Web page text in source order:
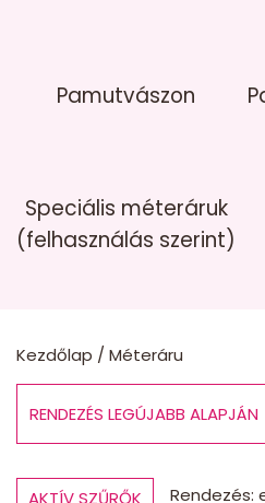
Pamutvászon
Speciális méteráruk
(felhasználás szerint)
Kezdőlap / Méteráru
AKTÍV SZŰRŐK Rendezés: